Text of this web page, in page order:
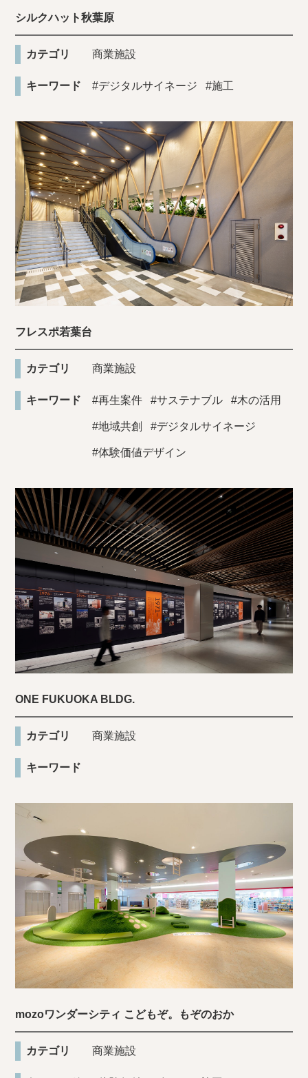
シルクハット秋葉原
カテゴリ 商業施設
キーワード #デジタルサイネージ #施工
フレスポ若葉台
カテゴリ 商業施設
キーワード #再生案件 #サステナブル #木の活用
#地域共創 #デジタルサイネージ
#体験価値デザイン
ONE FUKUOKA BLDG.
カテゴリ 商業施設
キーワード
mozoワンダーシティ こどもぞ。もぞのおか
カテゴリ 商業施設